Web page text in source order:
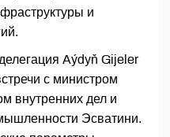
и
Aýdyň Gijeler
с министром
внутренних дел и
Эсватини.